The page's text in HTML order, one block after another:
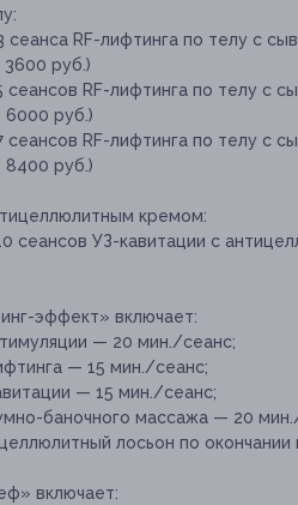
сеанса RF-лифтинга по телу с
руб.)
сеансов RF-лифтинга по телу с
6000 руб.)
сеансов RF-лифтинга по телу с
8400 руб.)
кремом:
сеансов УЗ-кавитации с
эффект» включает:
— 20 мин./сеанс;
— 15 мин./сеанс;
— 15 мин./сеанс;
баночного массажа — 20
лосьон по окончании
включает: